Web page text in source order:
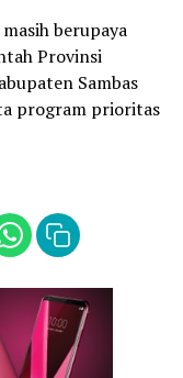
berupaya
Provinsi
Sambas
program prioritas